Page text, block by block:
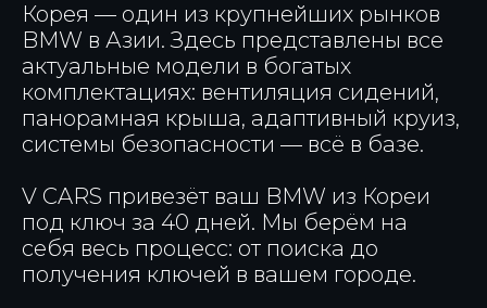
Корея — один из крупнейших рынков
BMW в Азии. Здесь представлены все
актуальные модели в богатых
комплектациях: вентиляция сидений,
панорамная крыша, адаптивный круиз,
системы безопасности — всё в базе.
V CARS привезёт ваш BMW из Кореи
под ключ за 40 дней. Мы берём на
себя весь процесс: от поиска до
получения ключей в вашем городе.